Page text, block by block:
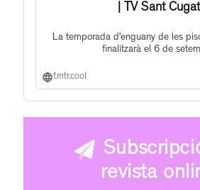
| TV Sant Cugat
La temporada d’enguany de les
finalitzarà el 6 de
f.mtr.cool
revista